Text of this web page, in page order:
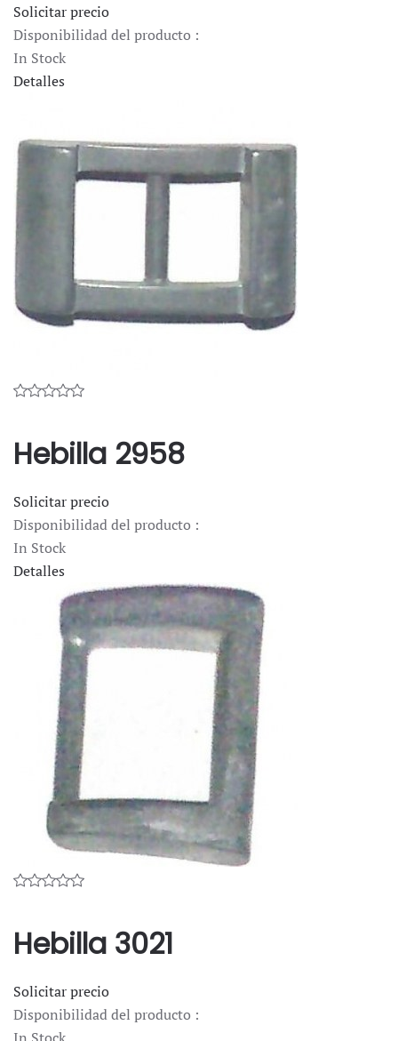
Solicitar precio
Disponibilidad del producto :
In Stock
Detalles
Hebilla 2958
Solicitar precio
Disponibilidad del producto :
In Stock
Detalles
Hebilla 3021
Solicitar precio
Disponibilidad del producto :